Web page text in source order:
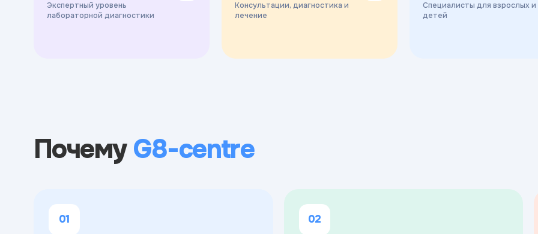
Экспертный уровень
лабораторной диагностики
Консультации, диагностика и
лечение
Специалисты для взрослых и
детей
ПочемуG8-centre
01 02